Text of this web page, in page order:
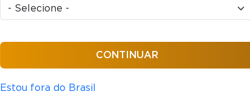
em
Estou fora do Brasil